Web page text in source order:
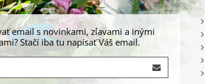
email s novinkami, zľavami a inými
Stačí iba tu napísať Váš email.